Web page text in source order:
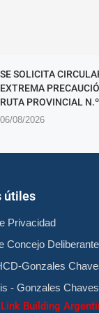
SE SOLICITA
EXTREMA
RUTA PROVINCIAL
06/08/2026
útiles
Privacidad
Concejo Deliberante
Gonzales
- Gonzales Chaves
Link Building